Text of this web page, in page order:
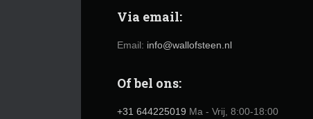
Via email:
Email: info@wallofsteen.nl
Of bel ons:
+31 644225019 Ma - Vrij, 8:00-18:00